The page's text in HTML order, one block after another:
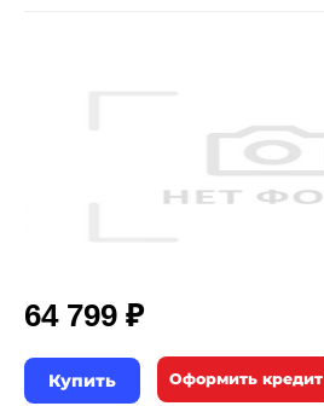
64 799 ₽
Купить Оформить кредит